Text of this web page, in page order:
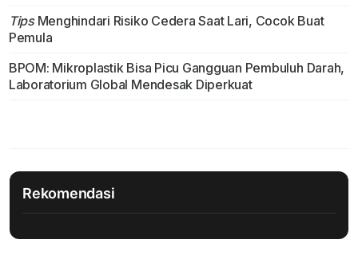
TipsMenghindari Risiko Cedera Saat Lari, Cocok Buat
Pemula
BPOM: Mikroplastik Bisa Picu Gangguan Pembuluh Darah,
Laboratorium Global Mendesak Diperkuat
Rekomendasi